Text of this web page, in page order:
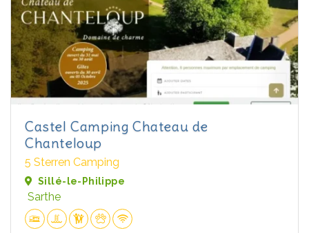
Castel Camping Chateau de
Chanteloup
5 Sterren Camping
Sillé-le-Philippe
Sarthe